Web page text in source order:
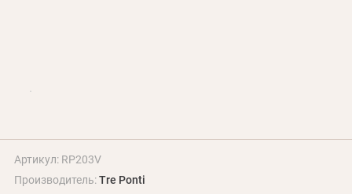
Артикул: RP203V
Производитель:Tre Ponti